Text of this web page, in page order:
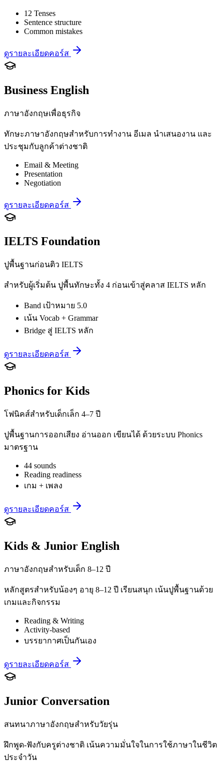
12 Tenses
Sentence structure
Common mistakes
ดูรายละเอียดคอร์ส
Business English
ภาษาอังกฤษเพื่อธุรกิจ
ทักษะภาษาอังกฤษสำหรับการทำงาน อีเมล นำเสนองาน และ
ประชุมกับลูกค้าต่างชาติ
Email & Meeting
Presentation
Negotiation
ดูรายละเอียดคอร์ส
IELTS Foundation
ปูพื้นฐานก่อนติว IELTS
สำหรับผู้เริ่มต้น ปูพื้นทักษะทั้ง 4 ก่อนเข้าสู่คลาส IELTS หลัก
Band เป้าหมาย 5.0
เน้น Vocab + Grammar
Bridge สู่ IELTS หลัก
ดูรายละเอียดคอร์ส
Phonics for Kids
โฟนิคส์สำหรับเด็กเล็ก 4–7 ปี
ปูพื้นฐานการออกเสียง อ่านออก เขียนได้ ด้วยระบบ Phonics
มาตรฐาน
44 sounds
Reading readiness
เกม + เพลง
ดูรายละเอียดคอร์ส
Kids & Junior English
ภาษาอังกฤษสำหรับเด็ก 8–12 ปี
หลักสูตรสำหรับน้องๆ อายุ 8–12 ปี เรียนสนุก เน้นปูพื้นฐานด้วย
เกมและกิจกรรม
Reading & Writing
Activity-based
บรรยากาศเป็นกันเอง
ดูรายละเอียดคอร์ส
Junior Conversation
สนทนาภาษาอังกฤษสำหรับวัยรุ่น
ฝึกพูด-ฟังกับครูต่างชาติ เน้นความมั่นใจในการใช้ภาษาในชีวิต
ประจำวัน